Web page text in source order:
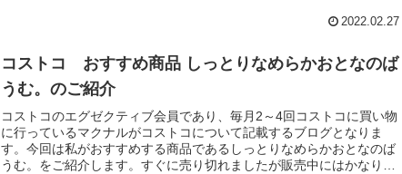
2022.02.27
コストコ おすすめ商品 しっとりなめらかおとなのば
うむ。のご紹介
コストコのエグゼクティブ会員であり、毎月2～4回コストコに買い物
に行っているマクナルがコストコについて記載するブログとなりま
す。今回は私がおすすめする商品であるしっとりなめらかおとなのば
うむ。をご紹介します。すぐに売り切れましたが販売中にはかなりの